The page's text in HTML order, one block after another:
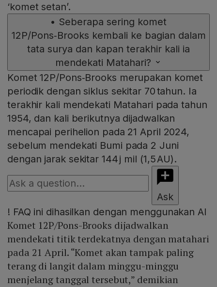
‘komet setan’.
• Seberapa sering komet
12P/Pons‑Brooks kembali ke bagian dalam
tata surya dan kapan terakhir kali ia
mendekati Matahari?
Komet 12P/Pons‑Brooks merupakan komet
periodik dengan siklus sekitar 70 tahun. Ia
terakhir kali mendekati Matahari pada tahun
1954, dan kali berikutnya dijadwalkan
mencapai perihelion pada 21 April 2024,
sebelum mendekati Bumi pada 2 Juni
dengan jarak sekitar 144 j mil (1,5 AU).
Ask
! FAQ ini dihasilkan dengan menggunakan AI
Komet 12P/Pons-Brooks dijadwalkan
mendekati titik terdekatnya dengan matahari
pada 21 April. “Komet akan tampak paling
terang di langit dalam minggu-minggu
menjelang tanggal tersebut,” demikian